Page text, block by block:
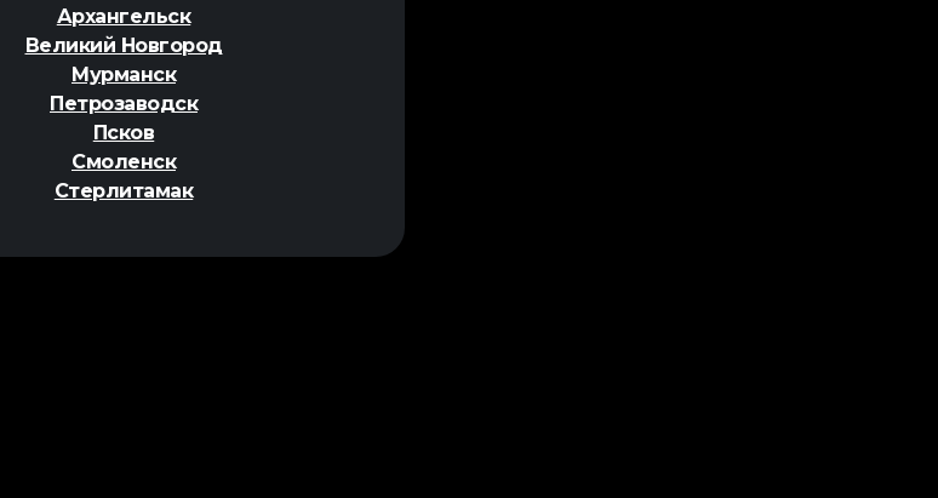
Архангельск
Великий Новгород
Мурманск
Петрозаводск
Псков
Смоленск
Стерлитамак